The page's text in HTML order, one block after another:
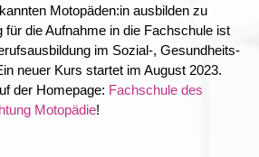
Motopäden:in ausbilden zu
für die Aufnahme in die Fachschule ist
im Sozial-, Gesundheits-
neuer Kurs startet im August 2023.
der Homepage: Fachschule des
Motopädie!